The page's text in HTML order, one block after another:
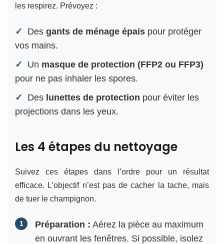
les respirez. Prévoyez :
Des gants de ménage épais pour protéger
vos mains.
Un masque de protection (FFP2 ou FFP3)
pour ne pas inhaler les spores.
Des lunettes de protection pour éviter les
projections dans les yeux.
Les 4 étapes du nettoyage
Suivez ces étapes dans l’ordre pour un résultat
efficace. L’objectif n’est pas de cacher la tache, mais
de tuer le champignon.
Préparation : Aérez la pièce au maximum
en ouvrant les fenêtres. Si possible, isolez